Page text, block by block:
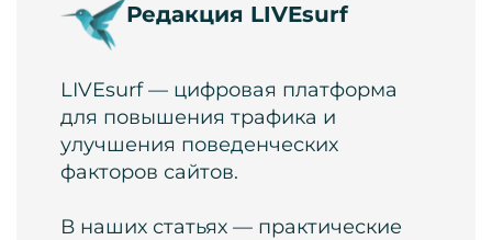
Редакция LIVEsurf
LIVEsurf — цифровая платформа
для повышения трафика и
улучшения поведенческих
факторов сайтов.
В наших статьях — практические